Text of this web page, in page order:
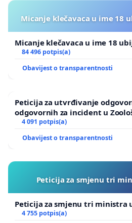
Micanje klečavaca u ime 18
Micanje klečavaca u ime 18
84 496 potpis(a)
Obavijest o transparentnosti
Peticija za utvrđivanje
odgovornih za incident u
Zagreba
4 091 potpis(a)
Obavijest o transparentnosti
Peticija za smjenu tri
Peticija za smjenu tri ministra
4 755 potpis(a)